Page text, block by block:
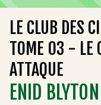
LE CLUB DES
TOME 03 - LE
ATTAQUE
ENID BLYTON